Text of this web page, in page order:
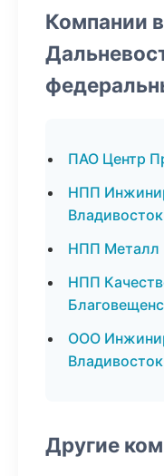
Компании
ПАО Центр
НПП
Владивосток
НПП Металл
НПП
ООО
Владивосток
Другие